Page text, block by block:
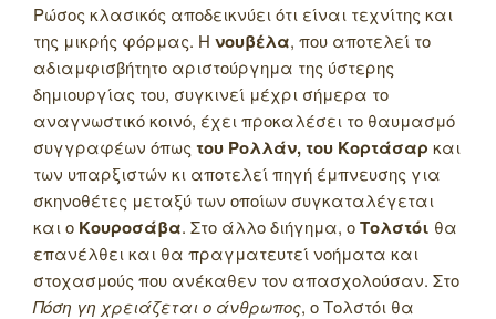
Ρώσος κλασικός αποδεικνύει ότι είναι τεχνίτης και
της μικρής φόρμας. Η νουβέλα, που αποτελεί το
αδιαμφισβήτητο αριστούργημα της ύστερης
δημιουργίας του, συγκινεί μέχρι σήμερα το
αναγνωστικό κοινό, έχει προκαλέσει το θαυμασμό
συγγραφέων όπως του Ρολλάν, του Κορτάσαρ και
των υπαρξιστών κι αποτελεί πηγή έμπνευσης για
σκηνοθέτες μεταξύ των οποίων συγκαταλέγεται
και ο Κουροσάβα. Στο άλλο διήγημα, οΤολστόι θα
επανέλθει και θα πραγματευτεί νοήματα και
στοχασμούς που ανέκαθεν τον απασχολούσαν. Στο
Πόση γη χρειάζεται ο άνθρωπος, ο Τολστόι θα